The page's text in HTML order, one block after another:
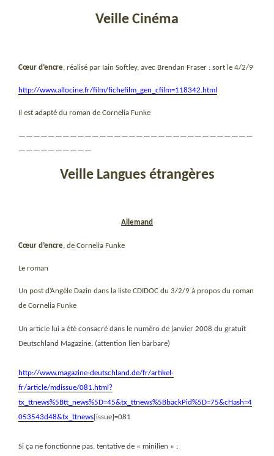
Veille Cinéma
Cœur d’encre , réalisé par Iain Softley, avec Brendan Fraser : sort le 4/2/9
http://www.allocine.fr/film/fichefilm_gen_cfilm=118342.html
Il est adapté du roman de Cornelia Funke
————————————————————————————————
——————————
Veille Langues étrangères
Allemand
Cœur d’encre, de Cornelia Funke
Le roman
Un post d’Angèle Dazin dans la liste CDIDOC du 3/2/9 à propos du roman
de Cornelia Funke
Un article lui a été consacré dans le numéro de janvier 2008 du gratuit
Deutschland Magazine. (attention lien barbare)
http://www.magazine-deutschland.de/fr/artikel-
fr/article/mdissue/081.html?
tx_ttnews%5Btt_news%5D=45&tx_ttnews%5BbackPid%5D=75&cHash=4
053543d48&tx_ttnews[issue]=081
Si ça ne fonctionne pas, tentative de « minilien » :